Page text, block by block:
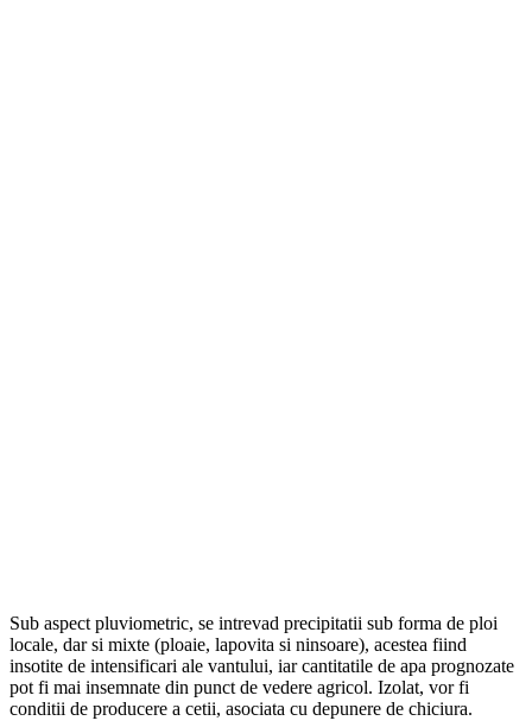
Sub aspect pluviometric, se intrevad precipitatii sub forma de ploi
locale, dar si mixte (ploaie, lapovita si ninsoare), acestea fiind
insotite de intensificari ale vantului, iar cantitatile de apa prognozate
pot fi mai insemnate din punct de vedere agricol. Izolat, vor fi
conditii de producere a cetii, asociata cu depunere de chiciura.